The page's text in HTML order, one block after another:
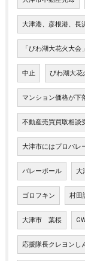
大津港、彦根港、長
「びわ湖大花火大会
中止 びわ湖大花
マンション価格が下
不動産売買買取相談
大津市にはプロバレ
バレーボール 大
ゴロフキン 村田
大津市 葉桜
応援隊長クレヨンし